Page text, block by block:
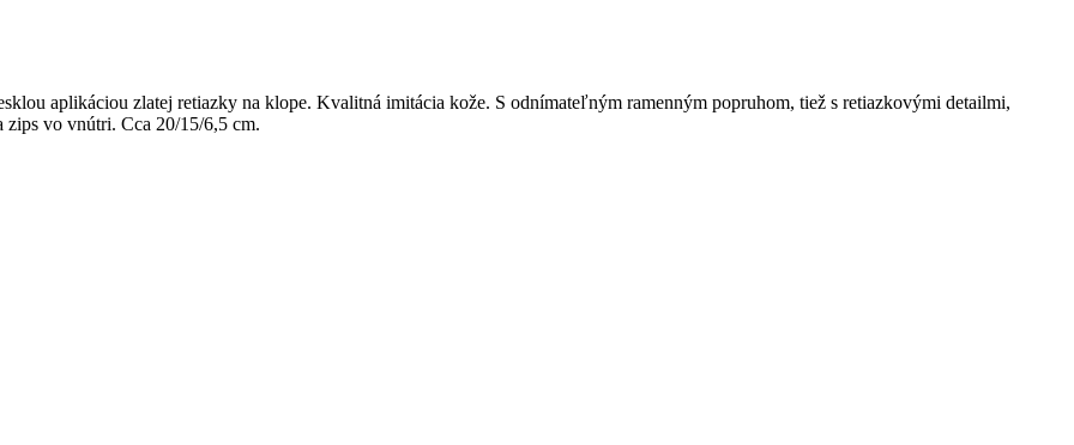
aplikáciou zlatej retiazky na klope. Kvalitná imitácia kože. S odnímateľným ramenným popruhom, tiež s retiazkovými detailmi,
vo vnútri. Cca 20/15/6,5 cm.